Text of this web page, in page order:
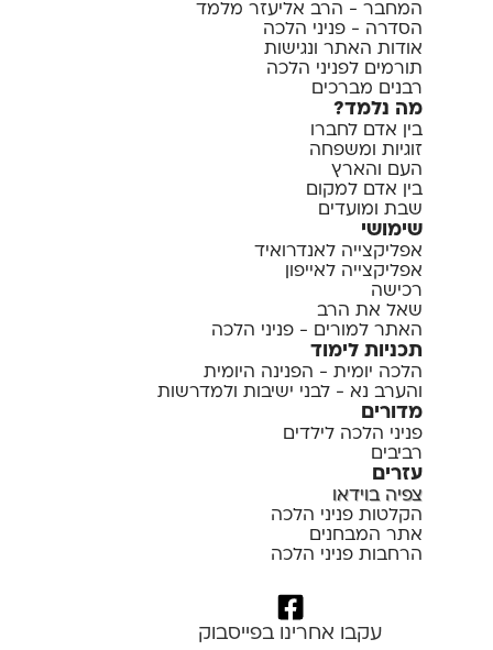
המחבר - הרב אליעזר מלמד
הסדרה - פניני הלכה
אודות האתר ונגישות
תורמים לפניני הלכה
רבנים מברכים
מה נלמד?
בין אדם לחברו
זוגיות ומשפחה
העם והארץ
בין אדם למקום
שבת ומועדים
שימושי
אפליקצייה לאנדרואיד
אפליקצייה לאייפון
רכישה
שאל את הרב
האתר למורים - פניני הלכה
תכניות לימוד
הלכה יומית - הפנינה היומית
והערב נא - לבני ישיבות ולמדרשות
מדורים
פניני הלכה לילדים
רביבים
עזרים
צפיה בוידאו
הקלטות פניני הלכה
אתר המבחנים
הרחבות פניני הלכה
עקבו אחרינו בפייסבוק